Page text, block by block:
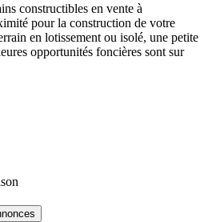
constructibles en vente à
pour la construction de votre
en lotissement ou isolé, une petite
opportunités foncières sont sur